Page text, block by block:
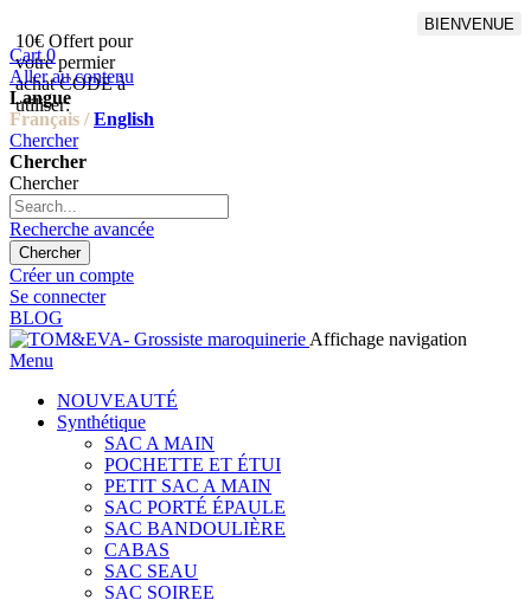
10€ Offert pour
votre permier
achat CODE à
utiliser:
BIENVENUE
Cart 0
Aller au contenu
Langue
Français / English
Chercher
Chercher
Chercher
Recherche avancée
Chercher
Créer un compte
Se connecter
BLOG
Affichage navigation
Menu
NOUVEAUTÉ
Synthétique
SAC A MAIN
POCHETTE ET ÉTUI
PETIT SAC A MAIN
SAC PORTÉ ÉPAULE
SAC BANDOULIÈRE
CABAS
SAC SEAU
SAC SOIREE